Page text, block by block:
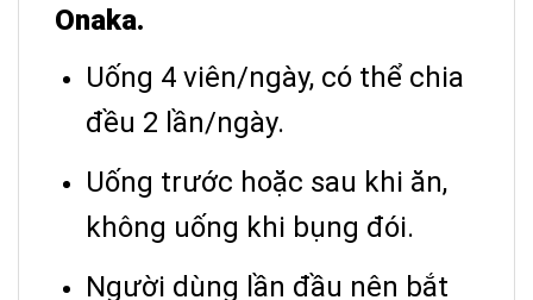
Onaka.
Uống 4 viên/ngày, có thể chia
đều 2 lần/ngày.
Uống trước hoặc sau khi ăn,
không uống khi bụng đói.
Người dùng lần đầu nên bắt